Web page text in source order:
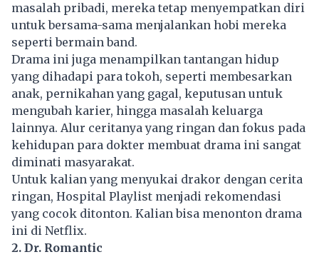
masalah pribadi, mereka tetap menyempatkan diri
untuk bersama-sama menjalankan hobi mereka
seperti bermain band.
Drama ini juga menampilkan tantangan hidup
yang dihadapi para tokoh, seperti membesarkan
anak, pernikahan yang gagal, keputusan untuk
mengubah karier, hingga masalah keluarga
lainnya. Alur ceritanya yang ringan dan fokus pada
kehidupan para dokter membuat drama ini sangat
diminati masyarakat.
Untuk kalian yang menyukai drakor dengan cerita
ringan, Hospital Playlist menjadi rekomendasi
yang cocok ditonton. Kalian bisa menonton drama
ini di Netflix.
2. Dr. Romantic